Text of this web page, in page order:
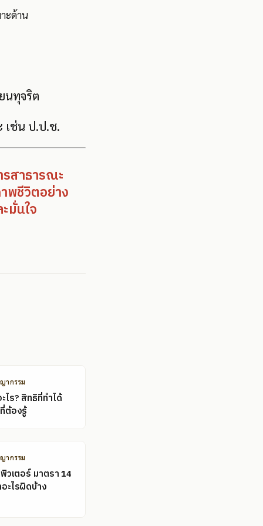
ะด้าน
นทุจริต
เช่น ป.ป.ช.
สาธารณะ
พชีวิตอย่าง
มั่นใจ
ากรรม
ไร? สิทธิที่ทำได้
ต้องรู้
ากรรม
วเตอร์ มาตรา 14
ะไรผิดบ้าง